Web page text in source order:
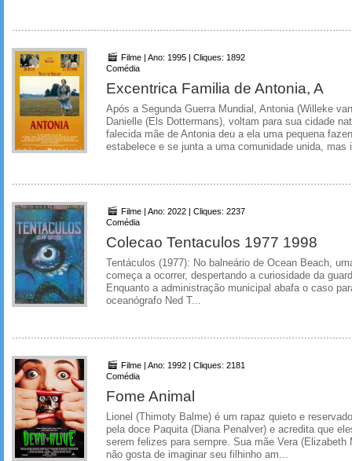
Filme | Ano: 1995 | Cliques: 1892
Comédia
Excentrica Familia de Antonia, A
Após a Segunda Guerra Mundial, Antonia (Willeke
Danielle (Els Dottermans), voltam para sua cidade
falecida mãe de Antonia deu a ela uma pequena
estabelece e se junta a uma comunidade unida, mas
Filme | Ano: 2022 | Cliques: 2237
Comédia
Colecao Tentaculos 1977 1998
Tentáculos (1977): No balneário de Ocean Beach,
começa a ocorrer, despertando a curiosidade da
Enquanto a administração municipal abafa o caso
oceanógrafo Ned T...
Filme | Ano: 1992 | Cliques: 2181
Comédia
Fome Animal
Lionel (Thimoty Balme) é um rapaz quieto e
pela doce Paquita (Diana Penalver) e acredita que
serem felizes para sempre. Sua mãe Vera (Elizabeth
não gosta de imaginar seu filhinho am...